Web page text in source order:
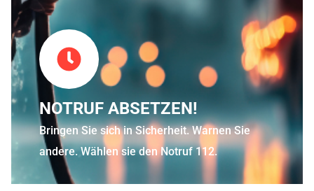
NOTRUF ABSETZEN!
Bringen Sie sich in Sicherheit. Warnen Sie
andere. Wählen sie den Notruf 112.